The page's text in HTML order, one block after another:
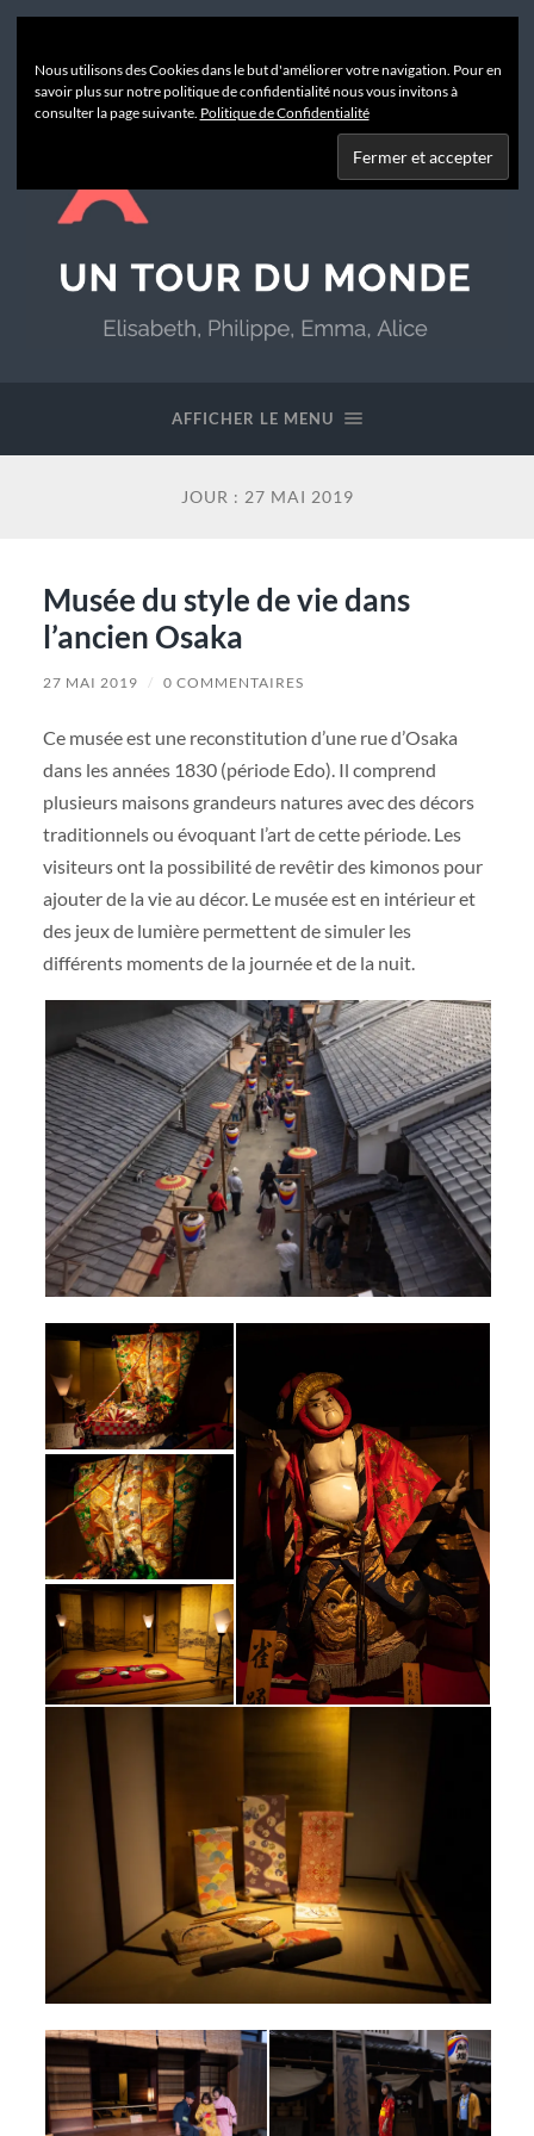
AFFICHER LE MENU
JOUR : 27 MAI 2019
Musée du style de vie dans
l’ancien Osaka
27 MAI 2019 / 0 COMMENTAIRES
Ce musée est une reconstitution d’une rue d’Osaka
dans les années 1830 (période Edo). Il comprend
plusieurs maisons grandeurs natures avec des décors
traditionnels ou évoquant l’art de cette période. Les
visiteurs ont la possibilité de revêtir des kimonos pour
ajouter de la vie au décor. Le musée est en intérieur et
des jeux de lumière permettent de simuler les
différents moments de la journée et de la nuit.
Nous utilisons des Cookies dans le but d'améliorer votre navigation. Pour en
savoir plus sur notre politique de confidentialité nous vous invitons à
consulter la page suivante. Politique de Confidentialité